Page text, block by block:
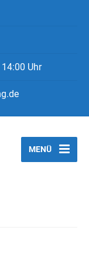
Uhr
MENÜ